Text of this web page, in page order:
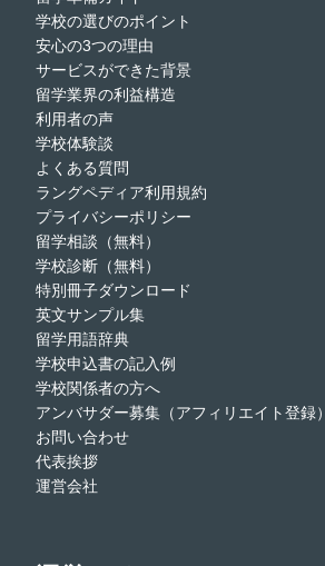
学校の選びのポイント
安心の3つの理由
サービスができた背景
留学業界の利益構造
利用者の声
学校体験談
よくある質問
ラングペディア利用規約
プライバシーポリシー
留学相談（無料）
学校診断（無料）
特別冊子ダウンロード
英文サンプル集
留学用語辞典
学校申込書の記入例
学校関係者の方へ
アンバサダー募集（アフィリエイト登録）
お問い合わせ
代表挨拶
運営会社